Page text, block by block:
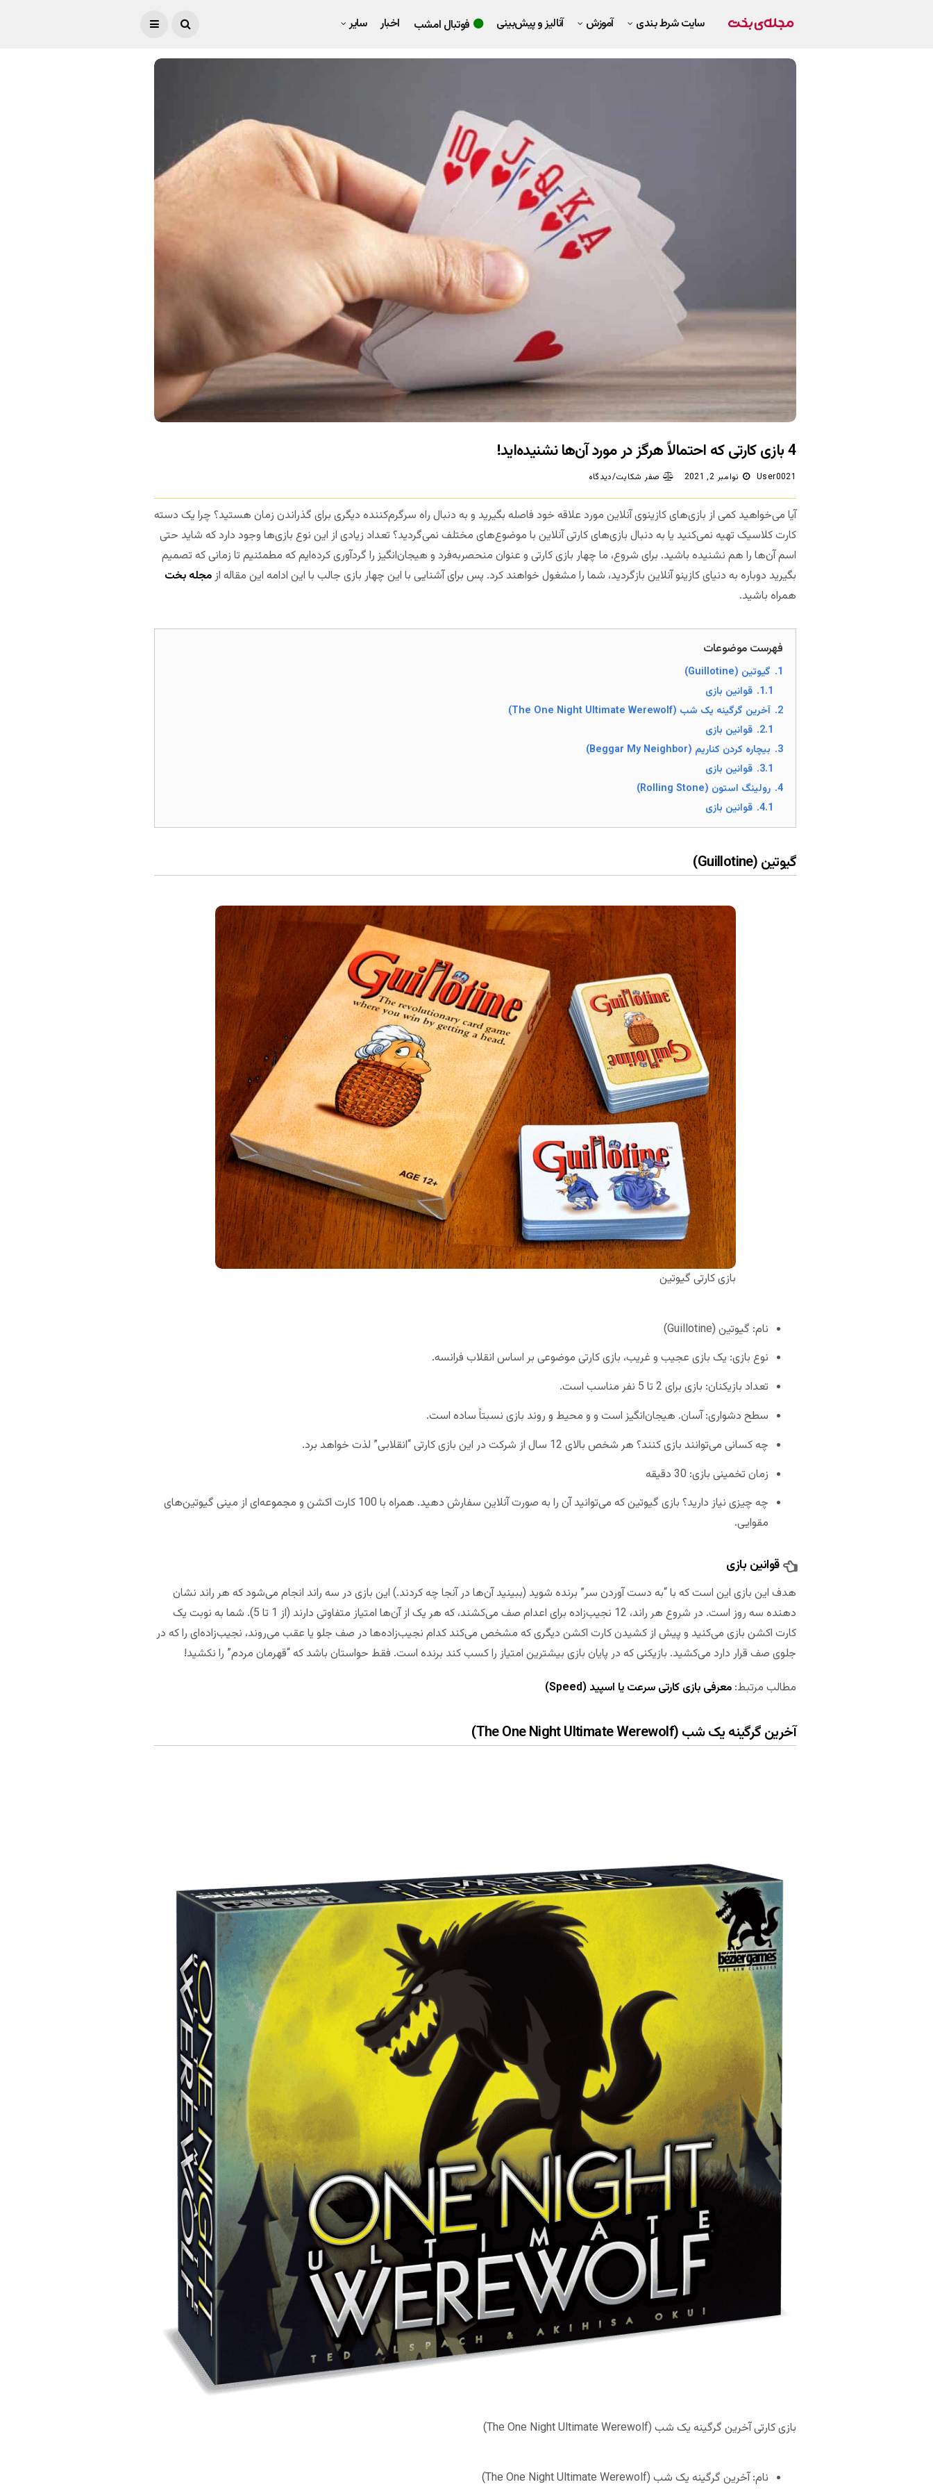
سایت شرط بندی آموزش آنالیز و پیش‌بینی فوتبال امشب اخبار سایر
4 بازی کارتی که احتمالاً هرگز در مورد آن‌ها نشنیده‌اید!
User0021 نوامبر 2, 2021 صفر شکایت/دیدگاه
آیا می‌خواهید کمی از بازی‌های کازینوی آنلاین مورد علاقه خود فاصله بگیرید و به دنبال راه سرگرم‌کننده دیگری برای گذراندن زمان هستید؟ چرا یک دسته
کارت کلاسیک تهیه نمی‌کنید یا به دنبال بازی‌های کارتی آنلاین با موضوع‌های مختلف نمی‌گردید؟ تعداد زیادی از این نوع بازی‌ها وجود دارد که شاید حتی
اسم آن‌ها را هم نشنیده باشید. برای شروع، ما چهار بازی کارتی و عنوان منحصربه‌فرد و هیجان‌انگیز را گردآوری کرده‌ایم که مطمئنیم تا زمانی که تصمیم
بگیرید دوباره به دنیای کازینو آنلاین بازگردید، شما را مشغول خواهند کرد. پس برای آشنایی با این چهار بازی جالب با این ادامه این مقاله از مجله بخت
همراه باشید.
فهرست موضوعات
1. گیوتین (Guillotine)
1.1. قوانین بازی
2. آخرین گرگینه یک شب (The One Night Ultimate Werewolf)
2.1. قوانین بازی
3. بیچاره کردن کناریم (Beggar My Neighbor)
3.1. قوانین بازی
4. رولینگ استون (Rolling Stone)
4.1. قوانین بازی
گیوتین (Guillotine)
بازی کارتی گیوتین
نام: گیوتین (Guillotine)
نوع بازی: یک بازی عجیب و غریب، بازی کارتی موضوعی بر اساس انقلاب فرانسه.
تعداد بازیکنان: بازی برای 2 تا 5 نفر مناسب است.
سطح دشواری: آسان. هیجان‌انگیز است و و محیط و روند بازی نسبتاً ساده است.
چه کسانی می‌توانند بازی کنند؟ هر شخص بالای 12 سال از شرکت در این بازی کارتی “انقلابی” لذت خواهد برد.
زمان تخمینی بازی: 30 دقیقه
چه چیزی نیاز دارید؟ بازی گیوتین که می‌توانید آن را به صورت آنلاین سفارش دهید. همراه با 100 کارت اکشن و مجموعه‌ای از مینی گیوتین‌های
مقوایی.
قوانین بازی
هدف این بازی این است که با “به دست آوردن سر” برنده شوید (ببینید آن‌ها در آنجا چه کردند.) این بازی در سه راند انجام می‌شود که هر راند نشان
دهنده سه روز است. در شروع هر راند، 12 نجیب‌زاده برای اعدام صف می‌کشند، که هر یک از آن‌ها امتیاز متفاوتی دارند (از 1 تا 5). شما به نوبت یک
کارت اکشن بازی می‌کنید و پیش از کشیدن کارت اکشن دیگری که مشخص می‌کند کدام نجیب‌زاده‌ها در صف جلو یا عقب می‌روند، نجیب‌زاده‌ای را که در
جلوی صف قرار دارد می‌کشید. بازیکنی که در پایان بازی بیشترین امتیاز را کسب کند برنده است. فقط حواستان باشد که “قهرمان مردم” را نکشید!
مطالب مرتبط: معرفی بازی کارتی سرعت یا اسپید (Speed)
آخرین گرگینه یک شب (The One Night Ultimate Werewolf)
بازی کارتی آخرین گرگینه یک شب (The One Night Ultimate Werewolf)
نام: آخرین گرگینه یک شب (The One Night Ultimate Werewolf)